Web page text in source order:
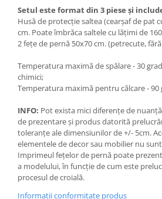
Setul este format din 3 piese și
Husă de protecție saltea (cearșaf de pat
cm. Poate îmbrăca saltele cu lățimi de
2 fețe de pernă 50x70 cm. (petrecute,
Temperatura maximă de spălare - 30
chimici;
Temperatura maximă pentru călcare - 90
INFO: Pot exista mici diferențe de
de prezentare și produs datorită
toleranțe ale dimensiunilor de +/- 5cm.
elementele de decor sau mobilier nu
Imprimeul fețelor de pernă poate
a modelului, în funcție de cum este
procesul de croială.
Informatii conformitate produs